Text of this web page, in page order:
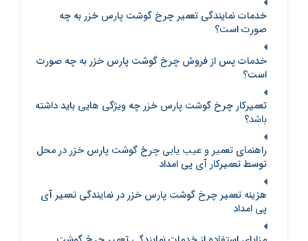
خدمات نمایندگی تعمیر چرخ گوشت پارس خزر به چه
صورت است؟
خدمات پس از فروش چرخ گوشت پارس خزر به چه صورت
است؟
تعمیرکار چرخ گوشت پارس خزر چه ویژگی هایی باید داشته
باشد؟
راهنمای تعمیر و عیب یابی چرخ گوشت پارس خزر در محل
توسط تعمیرکار آی پی امداد
هزینه تعمیر چرخ گوشت پارس خزر در نمایندگی تعمیر آی
پی امداد